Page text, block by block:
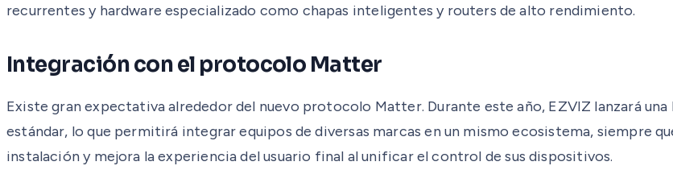
recurrentes y hardware especializado como chapas inteligentes y routers de alto rendimiento.
Integración con el protocolo Matter
Existe gran expectativa alrededor del nuevo protocolo Matter. Durante este año, EZVIZ lanzará
estándar, lo que permitirá integrar equipos de diversas marcas en un mismo ecosistema, siempre
instalación y mejora la experiencia del usuario final al unificar el control de sus dispositivos.